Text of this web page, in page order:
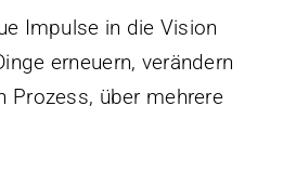
Impulse in die Vision
erneuern, verändern
Prozess, über mehrere